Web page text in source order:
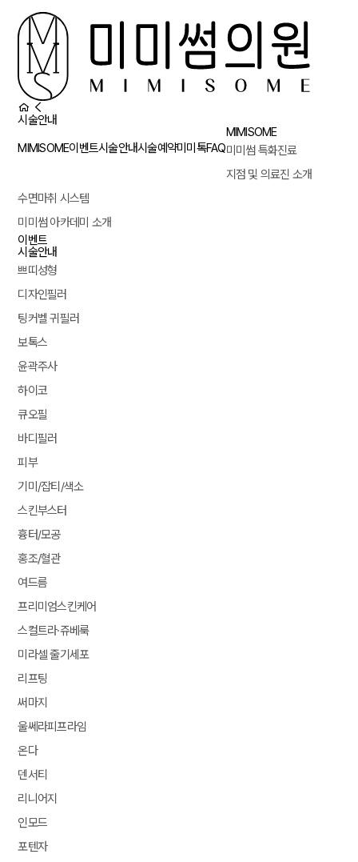
시술안내
MIMISOME이벤트시술안내시술예약미미톡FAQ
MIMISOME
미미썸 특화진료
지점 및 의료진 소개
수면마취 시스템
미미썸 아카데미 소개
이벤트
시술안내
쁘띠성형
디자인필러
팅커벨 귀필러
보톡스
윤곽주사
하이코
큐오필
바디필러
피부
기미/잡티/색소
스킨부스터
흉터/모공
홍조/혈관
여드름
프리미엄스킨케어
스컬트라·쥬베룩
미라셀 줄기세포
리프팅
써마지
울쎄라피프라임
온다
덴서티
리니어지
인모드
포텐자